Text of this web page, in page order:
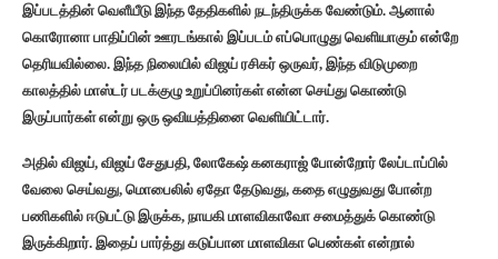
இப்படத்தின் வெளீயீடு இந்த தேதிகளில் நடந்திருக்க வேண்டும். ஆனால்
கொரோனா பாதிப்பின் ஊரடங்கால் இப்படம் எப்பொழுது வெளியாகும் என்றே
தெரியவில்லை. இந்த நிலையில் விஜய் ரசிகர் ஒருவர், இந்த விடுமுறை
காலத்தில் மாஸ்டர் படக்குழு உறுப்பினர்கள் என்ன செய்து கொண்டு
இருப்பார்கள் என்று ஒரு ஒவியத்தினை வெளியிட்டார்.
அதில் விஜய், விஜய் சேதுபதி, லோகேஷ் கனகராஜ் போன்றோர் லேப்டாப்பில்
வேலை செய்வது, மொபைலில் ஏதோ தேடுவது, கதை எழுதுவது போன்ற
பணிகளில் ஈடுபட்டு இருக்க, நாயகி மாளவிகாவோ சமைத்துக் கொண்டு
இருக்கிறார். இதைப் பார்த்து கடுப்பான மாளவிகா பெண்கள் என்றால்